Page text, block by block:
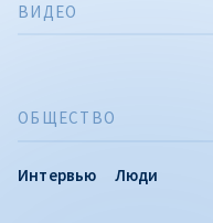
ОБЩЕСТВО
Интервью Люди
ВИДЕО